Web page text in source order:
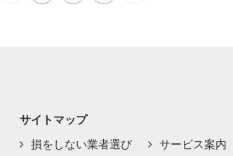
サイトマップ
損をしない業者選び サービス案内